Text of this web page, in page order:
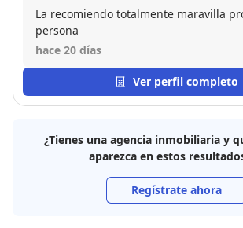
La recomiendo totalmente maravilla
persona
hace 20 días
Ver perfil completo
¿Tienes una agencia inmobiliaria y
aparezca en estos
Regístrate ahora